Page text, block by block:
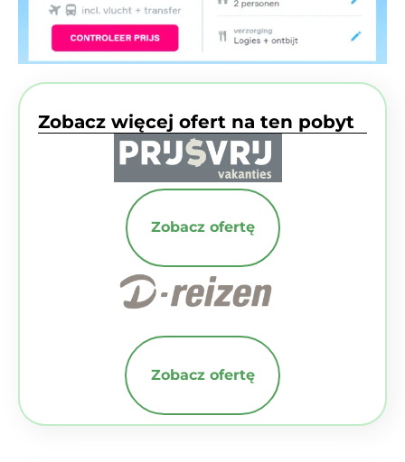
Zobacz więcej ofert na ten pobyt
Zobacz ofertę
Zobacz ofertę